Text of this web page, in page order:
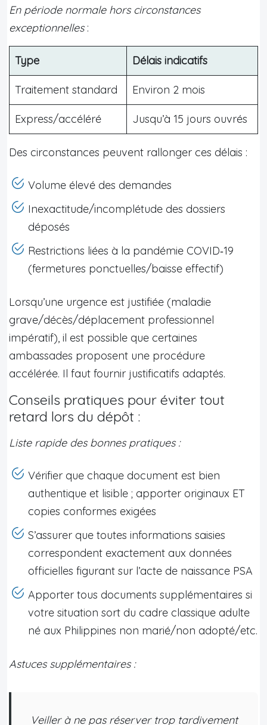
En période normale hors circonstances
exceptionnelles:
Type Délais indicatifs
Traitement standard Environ 2 mois
Express/accéléré Jusqu’à 15 jours ouvrés
Des circonstances peuvent rallonger ces délais :
Volume élevé des demandes
Inexactitude/incomplétude des dossiers
déposés
Restrictions liées à la pandémie COVID‑19
(fermetures ponctuelles/baisse effectif)
Lorsqu’une urgence est justifiée (maladie
grave/décès/déplacement professionnel
impératif), il est possible que certaines
ambassades proposent une procédure
accélérée. Il faut fournir justificatifs adaptés.
Conseils pratiques pour éviter tout
retard lors du dépôt :
Liste rapide des bonnes pratiques :
Vérifier que chaque document est bien
authentique et lisible ; apporter originaux ET
copies conformes exigées
S’assurer que toutes informations saisies
correspondent exactement aux données
officielles figurant sur l’acte de naissance PSA
Apporter tous documents supplémentaires si
votre situation sort du cadre classique adulte
né aux Philippines non marié/non adopté/etc.
Astuces supplémentaires :
Veiller à ne pas réserver trop tardivement